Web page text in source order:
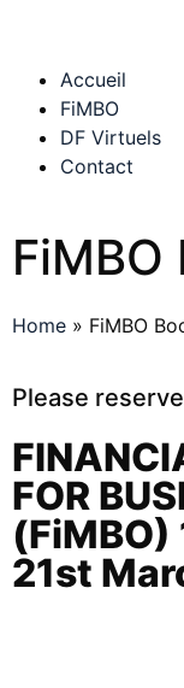
Accueil
FiMBO
DF Virtuels
Contact
FiMBO
Home » FiMBO
Please
FOR
(FiMBO)
21st